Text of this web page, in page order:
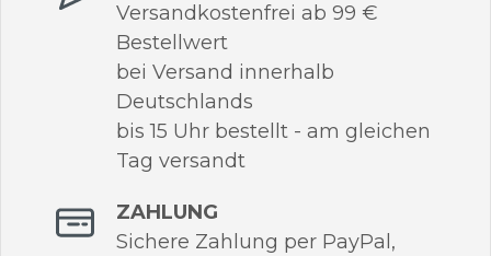
Versandkostenfrei ab 99 €
Bestellwert
bei Versand innerhalb
Deutschlands
bis 15 Uhr bestellt - am gleichen
Tag versandt
ZAHLUNG
Sichere Zahlung per PayPal,